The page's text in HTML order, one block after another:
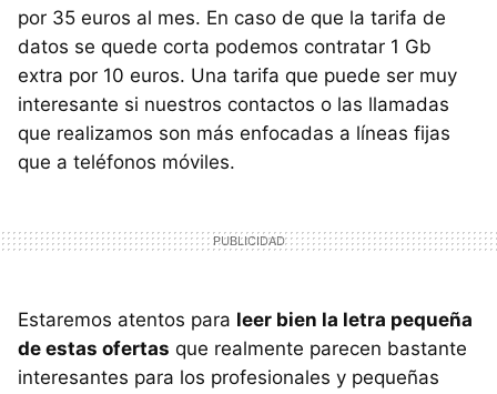
por 35 euros al mes. En caso de que la tarifa de
datos se quede corta podemos contratar 1 Gb
extra por 10 euros. Una tarifa que puede ser muy
interesante si nuestros contactos o las llamadas
que realizamos son más enfocadas a líneas fijas
que a teléfonos móviles.
Estaremos atentos para leer bien la letra pequeña
de estas ofertas que realmente parecen bastante
interesantes para los profesionales y pequeñas